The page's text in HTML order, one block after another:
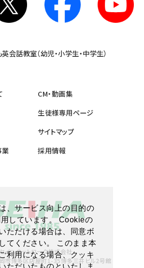
、サービス向上の目的の
しています。 Cookieの
ただける場合は、同意ボ
てください。 このまま本
利用になる場合、クッキ
ただいたものといたしま
会話教室（幼児・小学生・中学生）
業
CM・動画集
生徒様専用ページ
サイトマップ
採用情報
セイハネットワーク株式会社
市博多区店屋町1-35博多三井ビル2号館